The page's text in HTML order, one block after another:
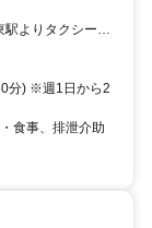
分) ※週1日から2
食事、排泄介助